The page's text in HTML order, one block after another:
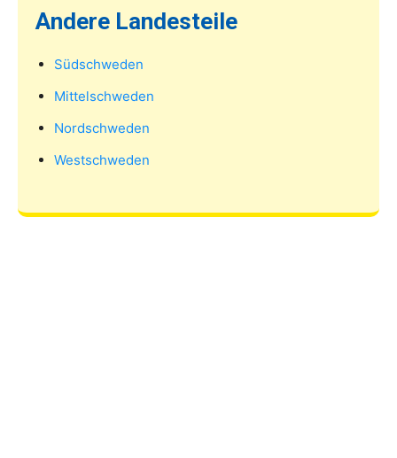
Andere Landesteile
Südschweden
Mittelschweden
Nordschweden
Westschweden